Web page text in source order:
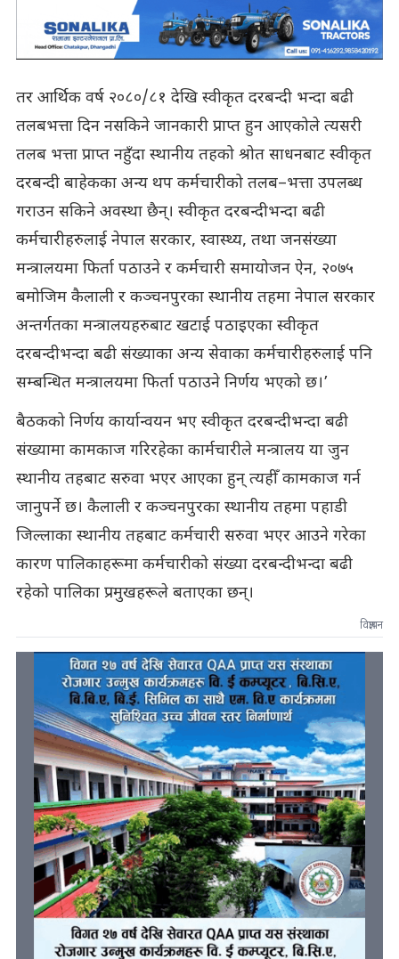
तर आर्थिक वर्ष २०८०/८१ देखि स्वीकृत दरबन्दी भन्दा बढी
तलबभत्ता दिन नसकिने जानकारी प्राप्त हुन आएकोले त्यसरी
तलब भत्ता प्राप्त नहुँदा स्थानीय तहको श्रोत साधनबाट स्वीकृत
दरबन्दी बाहेकका अन्य थप कर्मचारीको तलब–भत्ता उपलब्ध
गराउन सकिने अवस्था छैन्। स्वीकृत दरबन्दीभन्दा बढी
कर्मचारीहरुलाई नेपाल सरकार, स्वास्थ्य, तथा जनसंख्या
मन्त्रालयमा फिर्ता पठाउने र कर्मचारी समायोजन ऐन, २०७५
बमोजिम कैलाली र कञ्चनपुरका स्थानीय तहमा नेपाल सरकार
अन्तर्गतका मन्त्रालयहरुबाट खटाई पठाइएका स्वीकृत
दरबन्दीभन्दा बढी संख्याका अन्य सेवाका कर्मचारीहरुलाई पनि
सम्बन्धित मन्त्रालयमा फिर्ता पठाउने निर्णय भएको छ।’
बैठकको निर्णय कार्यान्वयन भए स्वीकृत दरबन्दीभन्दा बढी
संख्यामा कामकाज गरिरहेका कार्मचारीले मन्त्रालय या जुन
स्थानीय तहबाट सरुवा भएर आएका हुन् त्यहीँ कामकाज गर्न
जानुपर्ने छ। कैलाली र कञ्चनपुरका स्थानीय तहमा पहाडी
जिल्लाका स्थानीय तहबाट कर्मचारी सरुवा भएर आउने गरेका
कारण पालिकाहरूमा कर्मचारीको संख्या दरबन्दीभन्दा बढी
रहेको पालिका प्रमुखहरूले बताएका छन्।
विज्ञापन